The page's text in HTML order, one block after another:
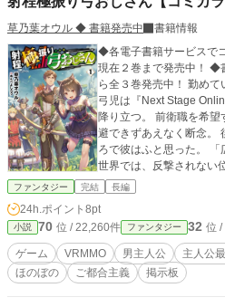
草乃葉オウル ◆ 書籍発売中
書籍情報
◆各電子書籍サービスで
現在２巻まで発売中！ ◆
ら全３巻発売中！ 勤めていたゲーム会社を早期退職した長井
弓児は『Next Stage
降り立つ。 前衛職を希
避できずあえなく断念。
ろで彼はふと思った。
世界では、反撃されない
じゃないか？」 これは自
ペースな冒険日誌。
ファンタジー 完結 長編
24h.ポイント 8pt
小説 70 位 / 22,260件 ファンタジー 32 位 /
ゲーム VRMMO 男主人公 主人公
ほのぼの
ご都合主義 掲示板